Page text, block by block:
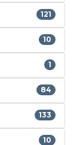
121
10
1
84
133
10